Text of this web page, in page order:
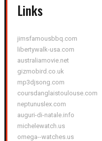
Links
jimsfamousbbq.com
libertywalk-usa.com
australiamovie.net
gizmobird.co.uk
mp3djsong.com
coursdanglaistoulouse.com
neptunuslex.com
auguri-di-natale.info
michelewatch.us
omega--watches.us